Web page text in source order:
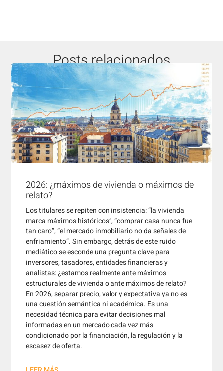
Posts relacionados
2026: ¿máximos de vivienda o máximos de
relato?
Los titulares se repiten con insistencia: “la vivienda
marca máximos históricos”, “comprar casa nunca fue
tan caro”, “el mercado inmobiliario no da señales de
enfriamiento”. Sin embargo, detrás de este ruido
mediático se esconde una pregunta clave para
inversores, tasadores, entidades financieras y
analistas: ¿estamos realmente ante máximos
estructurales de vivienda o ante máximos de relato?
En 2026, separar precio, valor y expectativa ya no es
una cuestión semántica ni académica. Es una
necesidad técnica para evitar decisiones mal
informadas en un mercado cada vez más
condicionado por la financiación, la regulación y la
escasez de oferta.